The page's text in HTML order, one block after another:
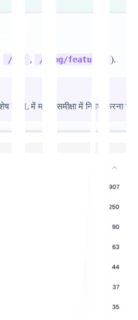
/मूल्य , /blog/features ).
में मानव समीक्षा में निवेश करना